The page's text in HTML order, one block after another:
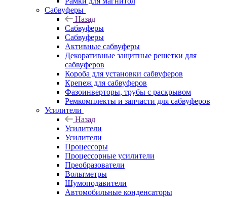
Сабвуферы
Назад
Сабвуферы
Сабвуферы
Активные сабвуферы
Декоративные защитные решетки для
сабвуферов
Короба для установки сабвуферов
Крепеж для сабвуферов
Фазоинверторы, трубы с раскрывом
Ремкомплекты и запчасти для сабвуферов
Усилители
Назад
Усилители
Усилители
Процессоры
Процессорные усилители
Преобразователи
Вольтметры
Шумоподавители
Автомобильные конденсаторы